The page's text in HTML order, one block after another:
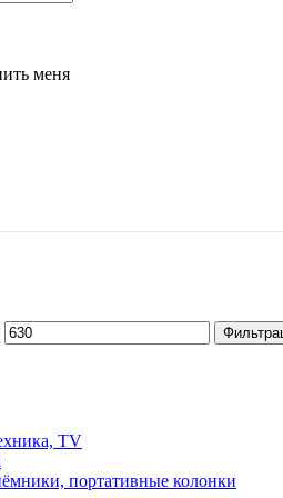
меня
TV
портативные колонки